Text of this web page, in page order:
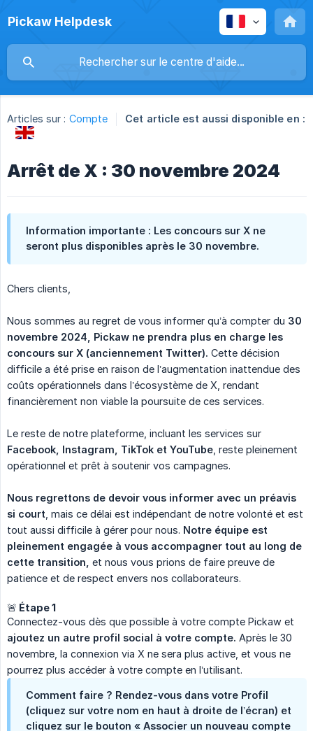
Pickaw Helpdesk
Articles sur : Compte Cet article est aussi disponible en :
Arrêt de X : 30 novembre 2024
Information importante : Les concours sur X ne
seront plus disponibles après le 30 novembre.
Chers clients,
Nous sommes au regret de vous informer qu’à compter du 30
novembre 2024, Pickaw ne prendra plus en charge les
concours sur X (anciennement Twitter). Cette décision
difficile a été prise en raison de l’augmentation inattendue des
coûts opérationnels dans l’écosystème de X, rendant
financièrement non viable la poursuite de ces services.
Le reste de notre plateforme, incluant les services sur
Facebook, Instagram, TikTok et YouTube , reste pleinement
opérationnel et prêt à soutenir vos campagnes.
Nous regrettons de devoir vous informer avec un préavis
si court , mais ce délai est indépendant de notre volonté et est
tout aussi difficile à gérer pour nous. Notre équipe est
pleinement engagée à vous accompagner tout au long de
cette transition, et nous vous prions de faire preuve de
patience et de respect envers nos collaborateurs.
🚨 Étape 1
Connectez-vous dès que possible à votre compte Pickaw et
ajoutez un autre profil social à votre compte. Après le 30
novembre, la connexion via X ne sera plus active, et vous ne
pourrez plus accéder à votre compte en l’utilisant.
Comment faire ? Rendez-vous dans votre Profil
(cliquez sur votre nom en haut à droite de l’écran) et
cliquez sur le bouton « Associer un nouveau compte